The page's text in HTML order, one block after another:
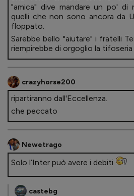
"amica" dive mandare un po' di
quelli che non sono ancora da
floppato.
Sarebbe bello "aiutare" i fratelli
riempirebbe di orgoglio la tifoseria
crazyhorse200
ripartiranno dall'Eccellenza.
che peccato
Newetrago
Solo l’Inter può avere i debiti
castebg